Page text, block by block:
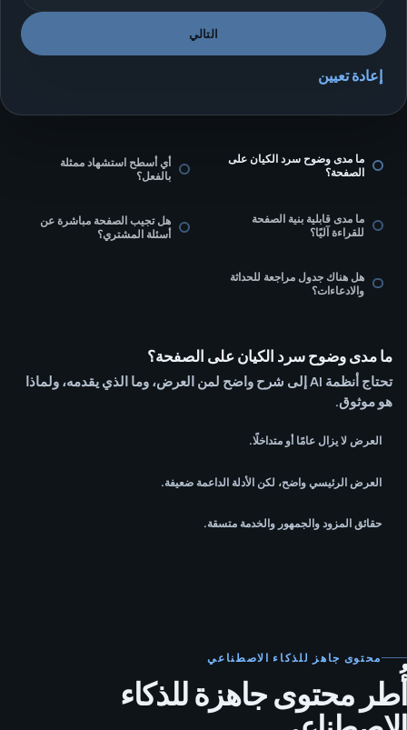
التالي
إعادة تعيين
ما مدى وضوح سرد الكيان على
الصفحة؟
أي أسطح استشهاد ممثلة
بالفعل؟
ما مدى قابلية بنية الصفحة
للقراءة آليًا؟
هل تجيب الصفحة مباشرة عن
أسئلة المشتري؟
هل هناك جدول مراجعة للحداثة
والادعاءات؟
ما مدى وضوح سرد الكيان على الصفحة؟
تحتاج أنظمة AI إلى شرح واضح لمن العرض، وما الذي يقدمه، ولماذا
هو موثوق.
العرض لا يزال عامًا أو متداخلًا.
العرض الرئيسي واضح، لكن الأدلة الداعمة ضعيفة.
حقائق المزود والجمهور والخدمة متسقة.
محتوى جاهز للذكاء الاصطناعي
أُطر محتوى جاهزة للذكاء